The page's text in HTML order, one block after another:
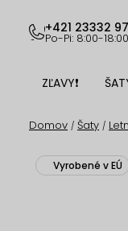
obsah
+421 23332
Po-Pi: 8:00-18:00
ZĽAVY❗
Domov / Šaty /
Vyrobené v EÚ